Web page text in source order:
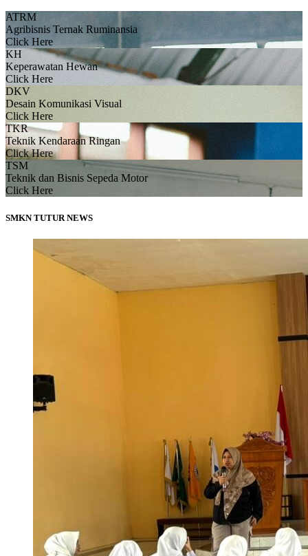
ATRM
Agribisnis Ternak Ruminansia
Click Here
KH
Keperawatan Hewan
Click Here
DKV
Desain Komunikasi Visual
Click Here
TKR
Teknik Kendaraan Ringan
Click Here
TSM
Teknik dan Bisnis Sepeda Motor
Click Here
SMKN TUTUR NEWS